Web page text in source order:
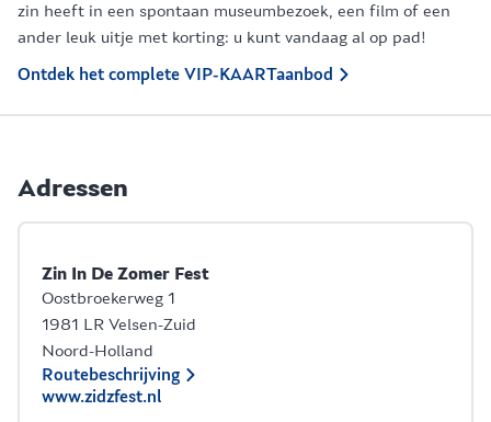
zin heeft in een spontaan museumbezoek, een film of een
ander leuk uitje met korting: u kunt vandaag al op pad!
Ontdek het complete VIP-KAARTaanbod
Adressen
Zin In De Zomer Fest
Oostbroekerweg 1
1981 LR Velsen-Zuid
Noord-Holland
Routebeschrijving
www.zidzfest.nl